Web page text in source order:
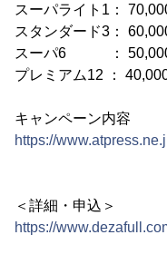
スーパライト1：
スタンダード3：
スーパ6 ： 50,000
プレミアム12 ：
キャンペーン内容
https://
＜詳細・申込＞
https://